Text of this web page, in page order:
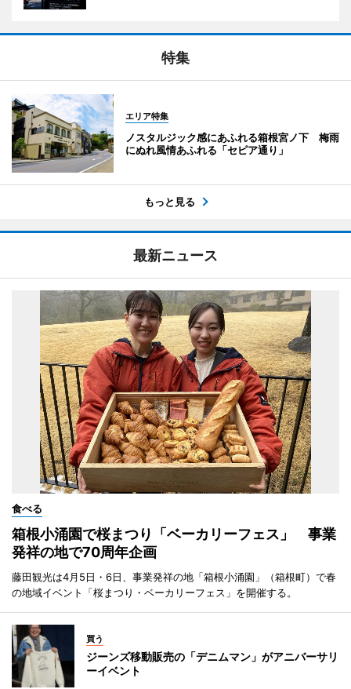
特集
エリア特集
ノスタルジック感にあふれる箱根宮ノ下 梅雨
にぬれ風情あふれる「セピア通り」
もっと見る
最新ニュース
食べる
箱根小涌園で桜まつり「ベーカリーフェス」 事業
発祥の地で70周年企画
藤田観光は4月5日・6日、事業発祥の地「箱根小涌園」（箱根町）で春
の地域イベント「桜まつり・ベーカリーフェス」を開催する。
買う
ジーンズ移動販売の「デニムマン」がアニバーサリ
ーイベント